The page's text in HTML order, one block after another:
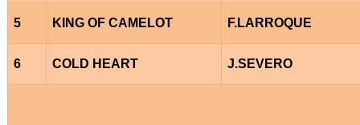
5 KING OF CAMELOT F.LARROQUE
6 COLD HEART J.SEVERO